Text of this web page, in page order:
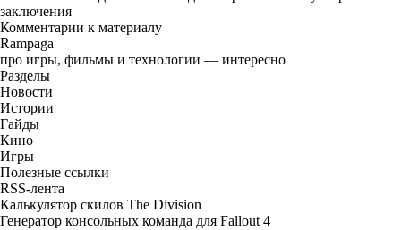
заключения
Комментарии к материалу
Rampaga
про игры, фильмы и технологии — интересно
Разделы
Новости
Истории
Гайды
Кино
Игры
Полезные ссылки
RSS-лента
Калькулятор скилов The Division
Генератор консольных команда для Fallout 4